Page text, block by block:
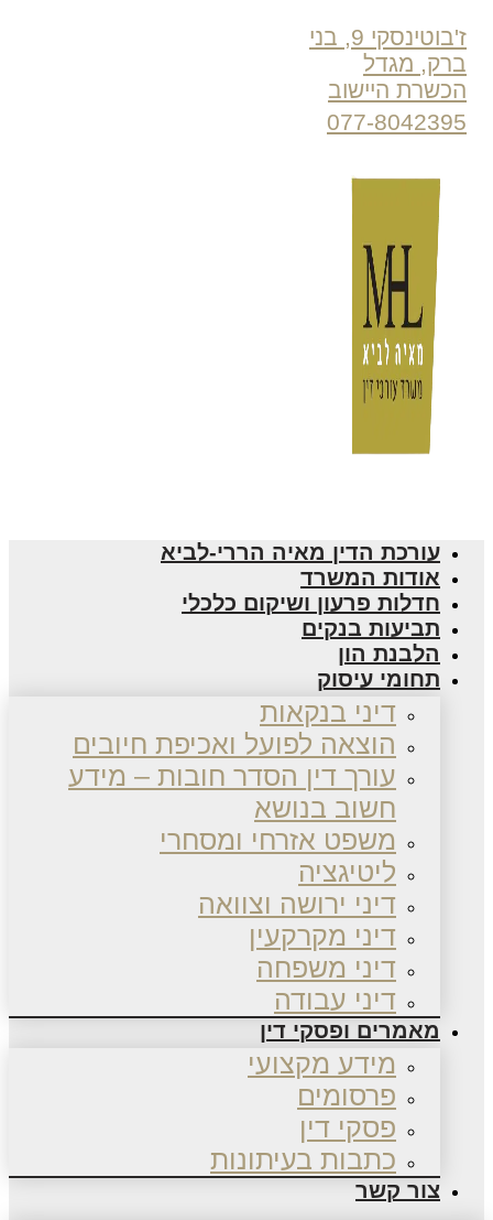
ז'בוטינסקי 9, בני
ברק, מגדל
הכשרת היישוב
077-8042395
עורכת הדין מאיה הררי-לביא
אודות המשרד
חדלות פרעון ושיקום כלכלי
תביעות בנקים
הלבנת הון
תחומי עיסוק
דיני בנקאות
הוצאה לפועל ואכיפת חיובים
עורך דין הסדר חובות – מידע
חשוב בנושא
משפט אזרחי ומסחרי
ליטיגציה
דיני ירושה וצוואה
דיני מקרקעין
דיני משפחה
דיני עבודה
מאמרים ופסקי דין
מידע מקצועי
פרסומים
פסקי דין
כתבות בעיתונות
צור קשר